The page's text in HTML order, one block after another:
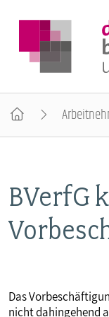
BEAMTINNEN
POLITIK &
BVerfG
Das
nicht dahingehend